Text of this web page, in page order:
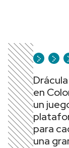
en
un
para
una